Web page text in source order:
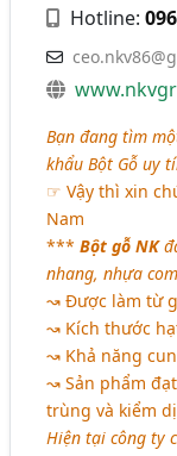
Hotline:
Bạn đang tìm
khẩu Bột Gỗ uy
☞ Vậy thì xin
Nam
***Bột gỗ NK
nhang, nhựa
↝ Được làm từ
↝ Kích thước
↝ Khả năng
↝ Sản phẩm
trùng và kiểm
Hiện tại công ty